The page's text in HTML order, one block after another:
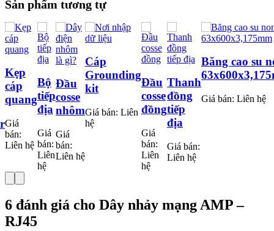
Sản phẩm tương tự
Kẹp
cáp
quang
Giá
bán:
Liên hệ
Bộ
tiếp
địa
Giá
bán:
Liên
hệ
Đầu
cosse
nhôm
Giá
bán:
Liên hệ
Cáp
Grounding
kit
Giá bán: Liên
hệ
Đầu
cosse
đồng
Giá
bán:
Liên
hệ
Thanh
đồng
tiếp
địa
Giá bán:
Liên hệ
Băng cao su
Giá bán: Liên hệ
6 đánh giá cho Dây nhảy mạng AMP –
RJ45